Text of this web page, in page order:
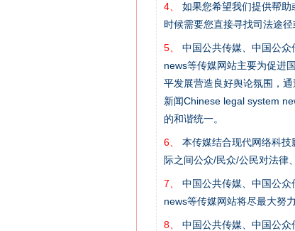
4、
如果您希望我们提供帮
时候需要您直接寻找司法途
5、
中国公共传媒、中国公
news等传媒网站主要为促进
平发展营造良好舆论氛围，
新闻Chinese legal system
的和谐统一。
6、
本传媒结合现代网络科
际之间公众/民众/公民对法律
7、
中国公共传媒、中国公
news等传媒网站将尽最大努
8、
中国公共传媒、中国公
网上购药对药下症？